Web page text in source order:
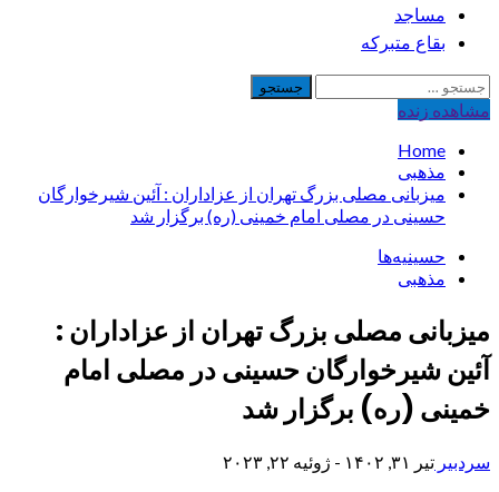
مساجد
بقاع متبرکه
جستجو
برای:
مشاهده‌ زنده
Home
مذهبی
میزبانی مصلی بزرگ تهران از عزاداران : آئین شیرخوارگان
حسینی در مصلی امام خمینی (ره) برگزار شد
حسینیه‌ها
مذهبی
میزبانی مصلی بزرگ تهران از عزاداران :
آئین شیرخوارگان حسینی در مصلی امام
خمینی (ره) برگزار شد
سردبیر تیر ۳۱, ۱۴۰۲ - ژوئیه ۲۲, ۲۰۲۳